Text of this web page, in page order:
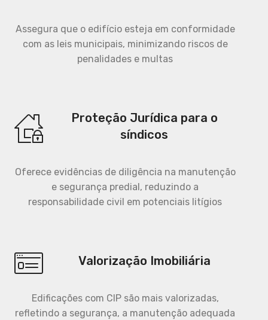
Assegura que o edifício esteja em conformidade
com as leis municipais, minimizando riscos de
penalidades e multas
Proteção Jurídica para o
síndicos
Oferece evidências de diligência na manutenção
e segurança predial, reduzindo a
responsabilidade civil em potenciais litígios
Valorização Imobiliária
Edificações com CIP são mais valorizadas,
refletindo a segurança, a manutenção adequada